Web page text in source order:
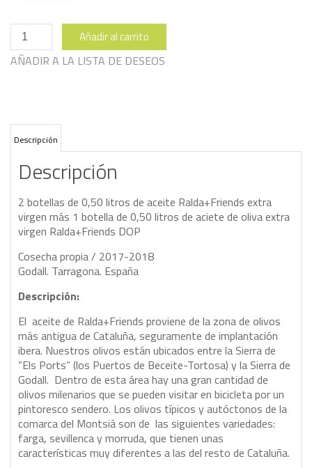
Pack
Descubierta
cantidad
Añadir al carrito
AÑADIR A LA LISTA DE DESEOS
Descripción
Descripción
2 botellas de 0,50 litros de aceite Ralda+Friends extra
virgen más 1 botella de 0,50 litros de aciete de oliva extra
virgen Ralda+Friends DOP
Cosecha propia / 2017-2018
Godall. Tarragona. España
Descripción:
El aceite de Ralda+Friends proviene de la zona de olivos
más antigua de Cataluña, seguramente de implantación
ibera. Nuestros olivos están ubicados entre la Sierra de
“Els Ports” (los Puertos de Beceite-Tortosa) y la Sierra de
Godall. Dentro de esta área hay una gran cantidad de
olivos milenarios que se pueden visitar en bicicleta por un
pintoresco sendero. Los olivos típicos y autóctonos de la
comarca del Montsià son de las siguientes variedades:
farga, sevillenca y morruda, que tienen unas
características muy diferentes a las del resto de Cataluña.